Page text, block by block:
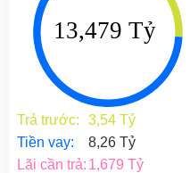
Trả trước:
3,54 Tỷ
Tiền vay:
8,26 Tỷ
Lãi cần trả: 1,679 Tỷ